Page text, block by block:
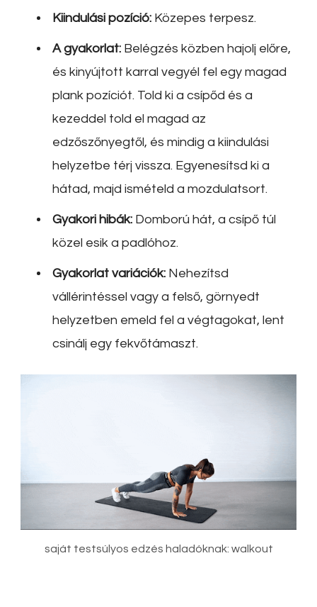
Kiindulási pozíció: Közepes terpesz.
A gyakorlat: Belégzés közben hajolj előre,
és kinyújtott karral vegyél fel egy magad
plank pozíciót. Told ki a csípőd és a
kezeddel told el magad az
edzőszőnyegtől, és mindig a kiindulási
helyzetbe térj vissza. Egyenesítsd ki a
hátad, majd ismételd a mozdulatsort.
Gyakori hibák: Domború hát, a csípő túl
közel esik a padlóhoz.
Gyakorlat variációk: Nehezítsd
vállérintéssel vagy a felső, görnyedt
helyzetben emeld fel a végtagokat, lent
csinálj egy fekvőtámaszt.
saját testsúlyos edzés haladóknak: walkout